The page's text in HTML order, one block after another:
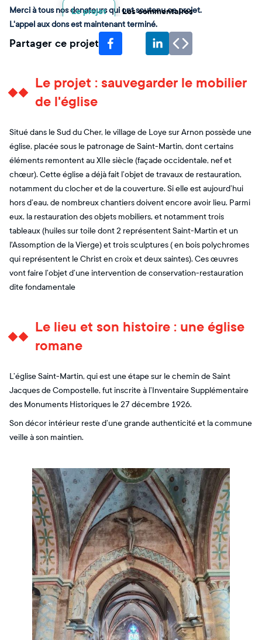
Le projet Les commentaires
Merci à tous nos donateurs qui ont soutenu ce projet.
L'appel aux dons est maintenant terminé.
Partager ce projet
Le projet : sauvegarder le mobilier
de l'église
Situé dans le Sud du Cher, le village de Loye sur Arnon possède une
église, placée sous le patronage de Saint-Martin, dont certains
éléments remontent au XIIe siècle (façade occidentale, nef et
chœur). Cette église a déjà fait l’objet de travaux de restauration,
notamment du clocher et de la couverture. Si elle est aujourd’hui
hors d’eau, de nombreux chantiers doivent encore avoir lieu. Parmi
eux, la restauration des objets mobiliers, et notamment trois
tableaux (huiles sur toile dont 2 représentent Saint-Martin et un
l'Assomption de la Vierge) et trois sculptures ( en bois polychromes
qui représentent le Christ en croix et deux saintes). Ces œuvres
vont faire l’objet d’une intervention de conservation-restauration
dite fondamentale
Le lieu et son histoire : une église
romane
L’église Saint-Martin, qui est une étape sur le chemin de Saint
Jacques de Compostelle, fut inscrite à l’Inventaire Supplémentaire
des Monuments Historiques le 27 décembre 1926.
Son décor intérieur reste d’une grande authenticité et la commune
veille à son maintien.